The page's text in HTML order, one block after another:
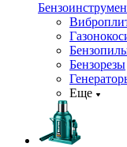
Бензорезы
Еще